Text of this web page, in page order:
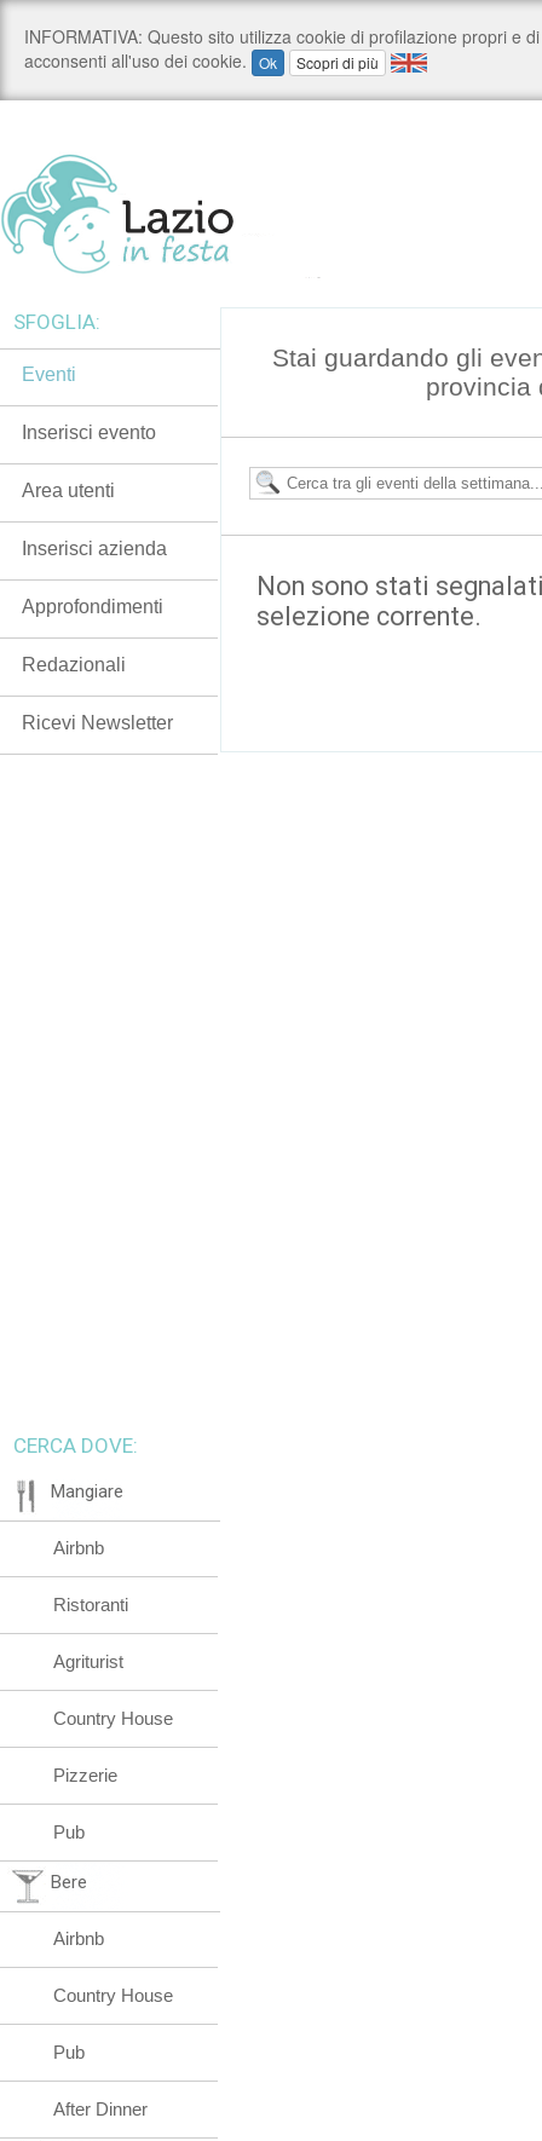
Stai guardando gli
provincia
Non sono stati
selezione corrente.
SFOGLIA:
Eventi
Inserisci evento
Area utenti
Inserisci azienda
Approfondimenti
Redazionali
Ricevi Newsletter
CERCA DOVE:
Mangiare
Airbnb
Ristoranti
Agriturist
Country House
Pizzerie
Pub
Bere
Airbnb
Country House
Pub
After Dinner